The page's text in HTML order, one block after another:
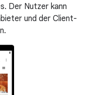
Der Nutzer kann
und der Client-